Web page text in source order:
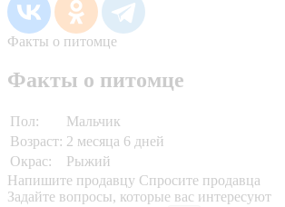
Факты о питомце
Факты о питомце
Пол:
Мальчик
Возраст: 2 месяца 6 дней
Окрас:
Рыжий
Напишите продавцу Спросите продавца
Задайте вопросы, которые вас интересуют